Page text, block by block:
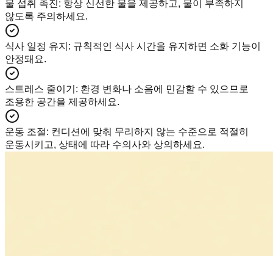
물 섭취 촉진 : 항상 신선한 물을 제공하고, 물이 부족하지
않도록 주의하세요.
식사 일정 유지 : 규칙적인 식사 시간을 유지하면 소화 기능이
안정돼요.
스트레스 줄이기 : 환경 변화나 소음에 민감할 수 있으므로
조용한 공간을 제공하세요.
운동 조절: 컨디션에 맞춰 무리하지 않는 수준으로 적절히
운동시키고, 상태에 따라 수의사와 상의하세요.